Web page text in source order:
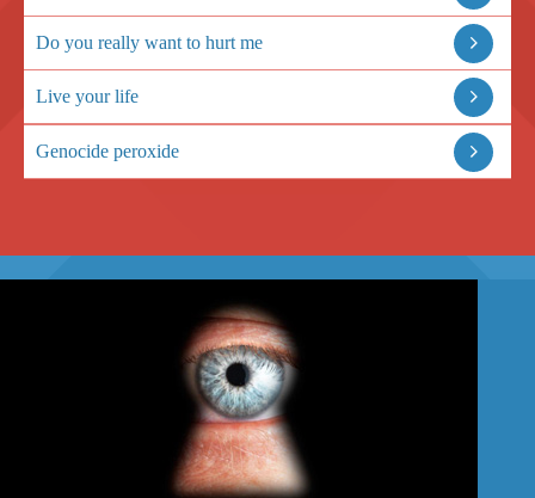
Do you really want to hurt me
Live your life
Genocide peroxide